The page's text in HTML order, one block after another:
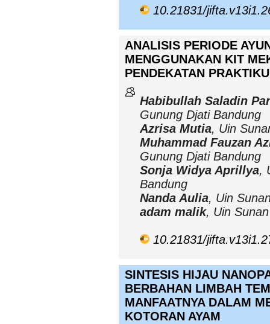
10.21831/
ANALISIS PERIODE
MENGGUNAKAN KIT
PENDEKATAN
Habibullah Saladin
Gunung Djati Bandung
Azrisa Mutia, Uin
Muhammad Fauzan
Gunung Djati Bandung
Sonja Widya Aprillya,
Bandung
Nanda Aulia, Uin
adam malik, Uin
10.21831/
SINTESIS HIJAU
BERBAHAN LIMBAH
MANFAATNYA DALAM
KOTORAN AYAM